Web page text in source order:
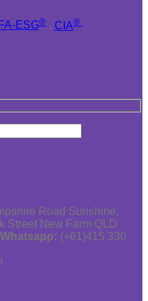
ESG® , CIA®
Road Sunshine,
Street New Farm QLD
(+61)415 330